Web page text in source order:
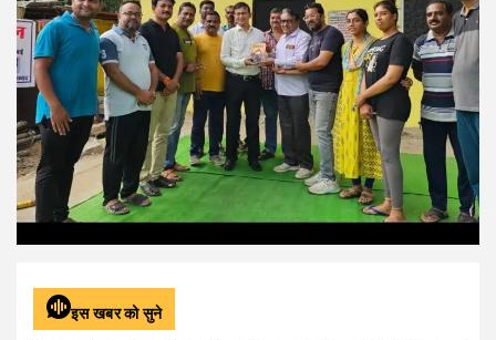
इस खबर को सुने